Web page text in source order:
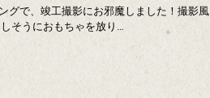
グで、竣工撮影にお邪魔しました！撮影風
そうにおもちゃを放り…